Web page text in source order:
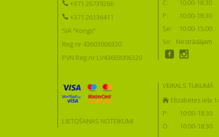
+371 26739266
+371 26136411
SIA "Kongs"
Reģ.nr 43603006320
PVN Reģ.nr LV43603006320
LIETOŠANAS NOTEIKUMI
C:
10:00-18:30
P:
10:00-18:30
Se:
10:00-15:00
Sv:
Nestrādājam
VEIKALS TUKUMĀ
Elizabetes iela
P:
10:00-18:30
O:
10:00-18:30